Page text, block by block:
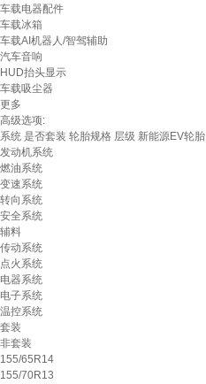
车载电器配件
车载冰箱
车载AI机器人/智驾辅助
汽车音响
HUD抬头显示
车载吸尘器
更多
高级选项:
系统 是否套装 轮胎规格 层级 新能源EV轮胎
发动机系统
燃油系统
变速系统
转向系统
安全系统
辅料
传动系统
点火系统
电器系统
电子系统
温控系统
套装
非套装
155/65R14
155/70R13